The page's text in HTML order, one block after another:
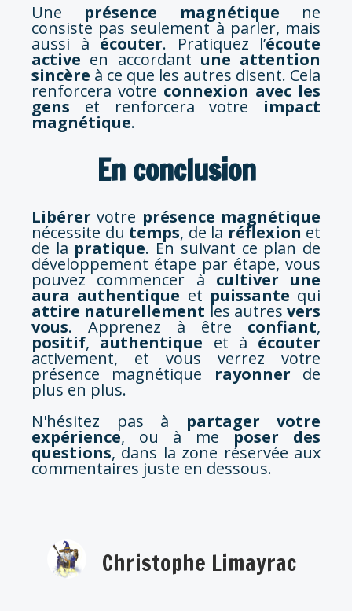
Une présence magnétique ne
consiste pas seulement à parler, mais
aussi à écouter. Pratiquez l’écoute
active en accordant une attention
sincère à ce que les autres disent. Cela
renforcera votre connexion avec les
gens et renforcera votre impact
magnétique.
En conclusion
Libérer votre présence magnétique
nécessite du temps, de la réflexion et
de la pratique. En suivant ce plan de
développement étape par étape, vous
pouvez commencer à cultiver une
aura authentique et puissante qui
attire naturellement les autres vers
vous. Apprenez à être confiant,
positif,authentique et à écouter
activement, et vous verrez votre
présence magnétique rayonner de
plus en plus.
N'hésitez pas à partager votre
expérience, ou à me poser des
questions, dans la zone réservée aux
commentaires juste en dessous.
Christophe Limayrac